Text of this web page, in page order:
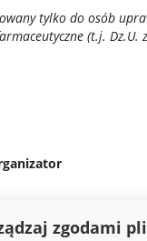
tylko do osób
(t.j. Dz.U.
zgodami